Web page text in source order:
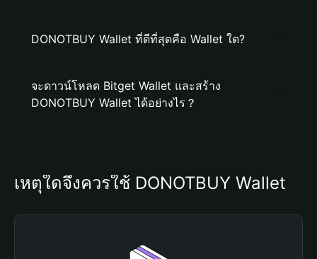
DONOTBUY Wallet ที่ดีที่สุดคือ Wallet ใด?
จะดาวน์โหลด Bitget Wallet และสร้าง
DONOTBUY Wallet ได้อย่างไร？
เหตุใดจึงควรใช้ DONOTBUY Wallet